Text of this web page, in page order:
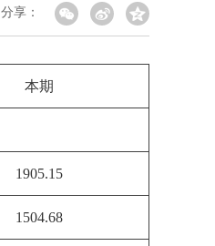
分享：
本期
1905.15
1504.68